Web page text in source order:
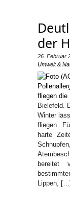
der
26. Februar
Umwelt &
Bielefeld.
Winter
fliegen.
harte
bereitet
Lippen, […]